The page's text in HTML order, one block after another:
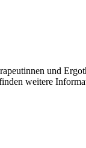
und
weitere